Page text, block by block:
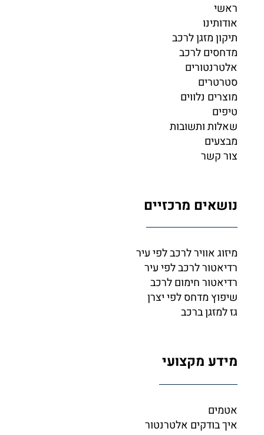
ראשי
אודותינו
תיקון מזגן לרכב
מדחסים לרכב
אלטרנטורים
סטרטרים
מוצרים נלווים
טיפים
שאלות ותשובות
מבצעים
צור קשר
נושאים מרכזיים
מיזוג אוויר לרכב לפי עיר
רדיאטור לרכב לפי עיר
רדיאטור חימום לרכב
שיפוץ מדחס לפי יצרן
גז למזגן ברכב
מידע מקצועי
אטמים
איך בודקים אלטרנטור